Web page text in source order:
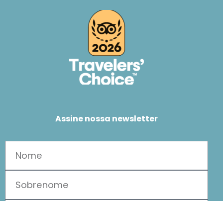
Assine nossa newsletter